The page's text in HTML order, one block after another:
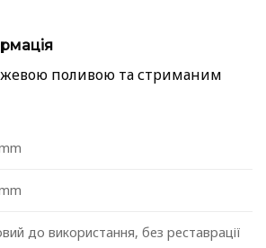
поливою та стриманим
до використання, без реставрації